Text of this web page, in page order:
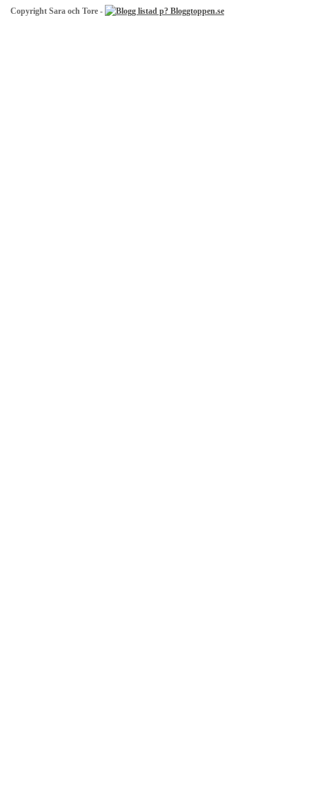
Copyright Sara och Tore -